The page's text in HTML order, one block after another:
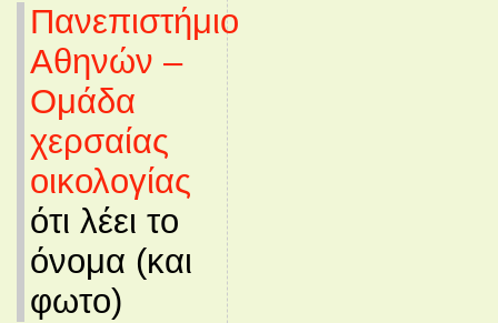
Πανεπιστήμιο
Αθηνών –
Ομάδα
χερσαίας
οικολογίας
ότι λέει το
όνομα (και
φωτο)